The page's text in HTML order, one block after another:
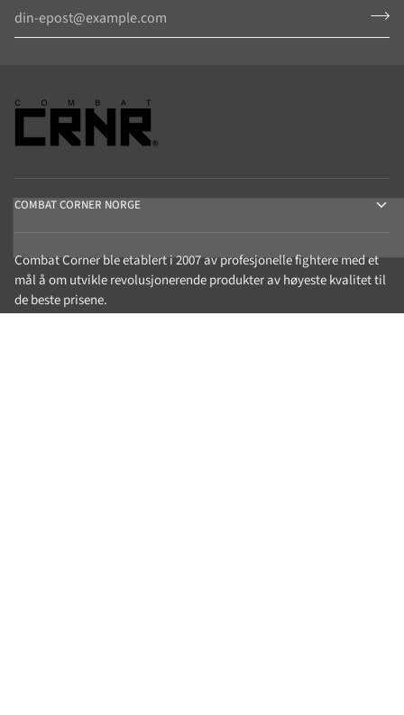
COMBAT CORNER NORGE
Combat Corner ble etablert i 2007 av profesjonelle fightere med et
mål å om utvikle revolusjonerende produkter av høyeste kvalitet til
de beste prisene.